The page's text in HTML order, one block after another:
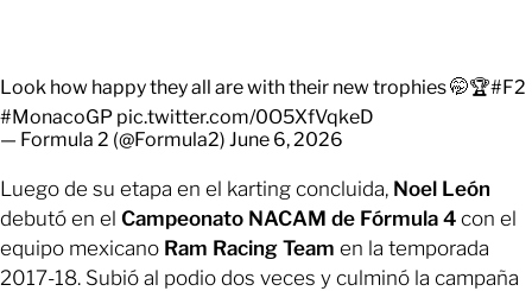
Look how happy they all are with their new trophies 🤭🏆#F2
#MonacoGP pic.twitter.com/0O5XfVqkeD
— Formula 2 (@Formula2) June 6, 2026
Luego de su etapa en el karting concluida, Noel León
debutó en el Campeonato NACAM de Fórmula 4 con el
equipo mexicano Ram Racing Team en la temporada
2017-18. Subió al podio dos veces y culminó la campaña